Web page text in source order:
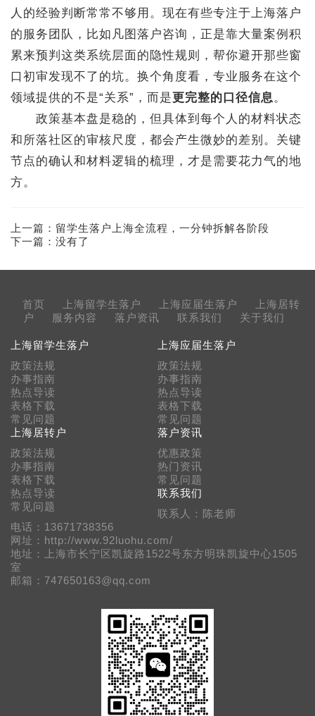
人的经验判断常常不够用。现在有些专注于上海落户
的服务团队，比如凡图落户咨询，正是靠大量案例积
累来预判这类系统层面的隐性规则，帮你避开那些窗
口初审发现不了的坑。换个角度看，专业服务在这个
领域提供的不是“关系”，而是更完整的口径信息。
政策基本盘是稳的，但具体到每个人的材料状态
和所落社区的审核尺度，都会产生微妙的差别。关键
节点的确认和材料逻辑的梳理，才是需要花力气的地
方。
上一篇： 留学生落户上海全流程，一分钟拆解各阶段
下一篇：没有了
首页 上海留学生落户 上海应届生落户
上海居转
户
服务内容 落户资讯 联系我们 关于我们
上海留学生落户
政策法规
办事指南
热点导读
表格下载
常见问题
上海应届生落户
政策法规
办事指南
热点导读
表格下载
常见问题
上海居转户
政策法规
办事指南
表格下载
热点导读
常见问题
落户资讯
优惠政策
热门资讯
常见问题
联系我们
联系人：陈老师
电话：13671738356
网址：http://www.92luohu.com/
地址：上海市长宁区凯旋路1522号东方明珠凯旋中心1505
室
邮箱：747650163@qq.com